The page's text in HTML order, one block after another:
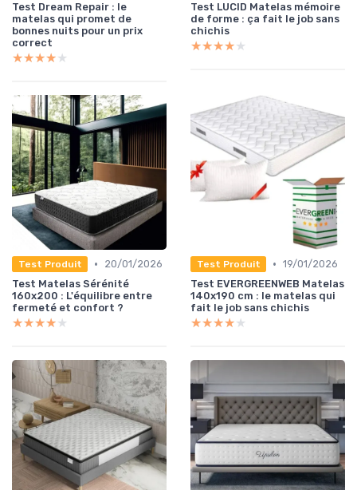
Test Dream Repair : le
matelas qui promet de
bonnes nuits pour un prix
correct
★★★★★
★★★★★
Test LUCID Matelas mémoire
de forme : ça fait le job sans
chichis
★★★★★
★★★★★
Test Produit •
20/01/2026
Test Matelas Sérénité
160x200 : L'équilibre entre
fermeté et confort ?
★★★★★
★★★★★
Test Produit • 19/01/2026
Test EVERGREENWEB Matelas
140x190 cm : le matelas qui
fait le job sans chichis
★★★★★
★★★★★